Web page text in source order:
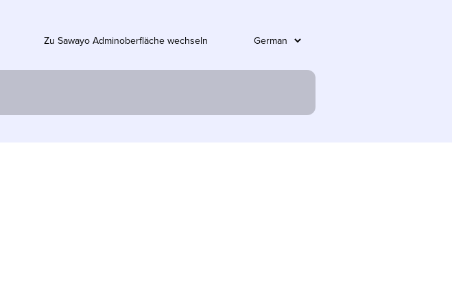
Zu Sawayo Adminoberfläche wechseln